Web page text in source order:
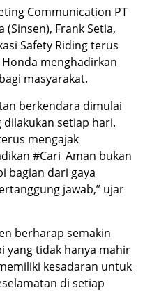
Communication PT
Frank Setia,
Safety Riding terus
menghadirkan
masyarakat.
berkendara dimulai
dilakukan setiap hari.
mengajak
#Cari_Aman bukan
bagian dari gaya
jawab,” ujar
berharap semakin
yang tidak hanya mahir
kesadaran untuk
di setiap